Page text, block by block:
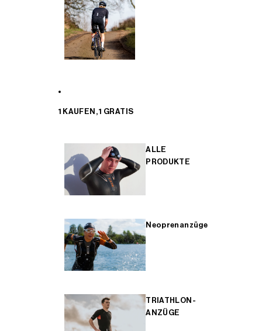
1 KAUFEN, 1 GRATIS
ALLE
PRODUKTE
Neoprenanzüge
TRIATHLON-
ANZÜGE